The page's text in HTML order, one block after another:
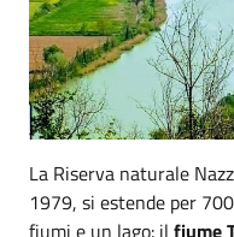
La Riserva naturale
1979, si estende per
fiumi e un lago: il fiume